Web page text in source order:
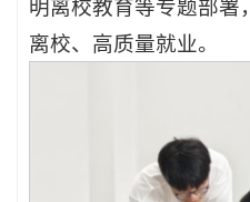
明离校教育等专题部署
离校、高质量就业。